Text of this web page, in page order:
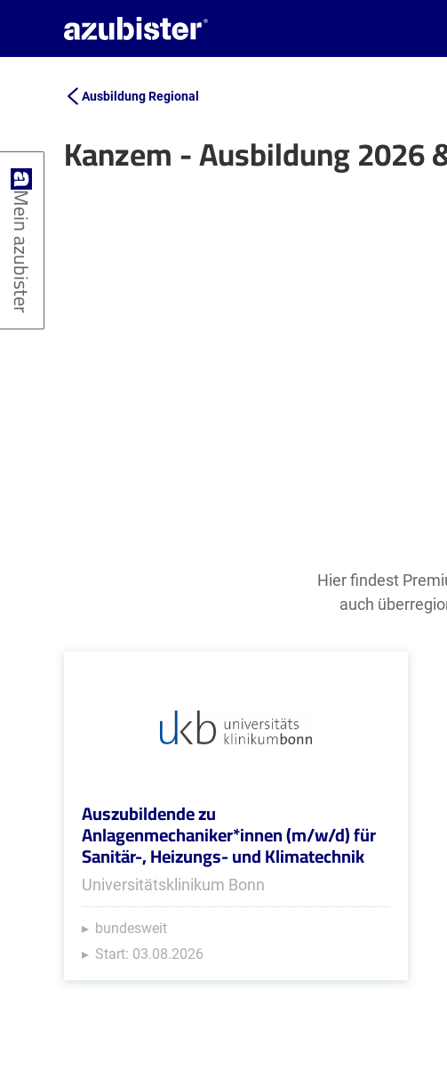
Ausbildung Regional
Kanzem - Ausbildung 2026
Leaflet|
Hier findest
auch
Auszubildende zu
Anlagenmechaniker*innen (m/w/d) für
Sanitär-, Heizungs- und Klimatechnik
Universitätsklinikum Bonn
bundesweit
Start: 03.08.2026
Mein azubister